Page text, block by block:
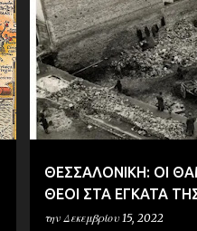
ΘΕΣΣΑΛΟΝΙΚΗ: ΟΙ
ΘΕΟΙ ΣΤΑ ΕΓΚΑΤΑ
την Δεκεμβρίου 15, 2022
ΑΡΧΑΙΟΛΟΓΙΑ